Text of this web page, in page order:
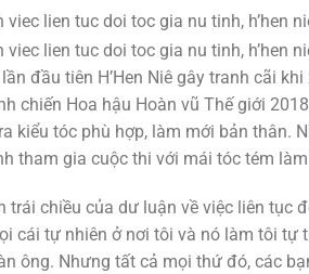
đầu tiên H’Hen Niê gây tranh cãi
chiến Hoa hậu Hoàn vũ Thế giới
kiểu tóc phù hợp, làm mới bản thân.
tham gia cuộc thi với mái tóc tém
trái chiều của dư luận về việc liên tục
cái tự nhiên ở nơi tôi và nó làm tôi tự
ông. Nhưng tất cả mọi thứ đó, các